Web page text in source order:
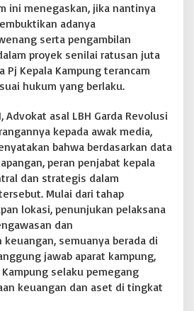
ini menegaskan, jika nantinya
adanya
serta pengambilan
proyek senilai ratusan juta
Pj Kepala Kampung terancam
hukum yang berlaku.
Advokat asal LBH Garda Revolusi
kepada awak media,
bahwa berdasarkan data
peran penjabat kepala
dan strategis dalam
Mulai dari tahap
lokasi, penunjukan pelaksana
dan
semuanya berada di
jawab aparat kampung,
selaku pemegang
keuangan dan aset di tingkat